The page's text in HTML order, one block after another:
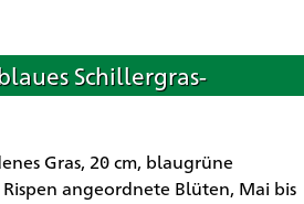
Schillergras-
Gras, 20 cm, blaugrüne
angeordnete Blüten, Mai bis